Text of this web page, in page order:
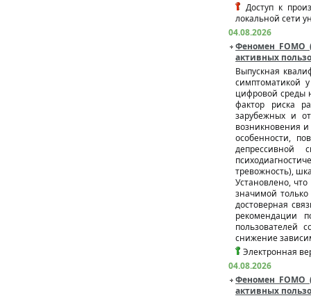
Доступ к
локальной сети
04.08.2026
Феномен FOMO
активных
Выпускная
симптоматикой
цифровой среды
фактор риска
зарубежных и
возникновения
особенности,
депрессивной
тревожность),
Установлено,
значимой
достоверная
рекомендации
пользователей
снижение
Электронная
04.08.2026
Феномен FOMO
активных